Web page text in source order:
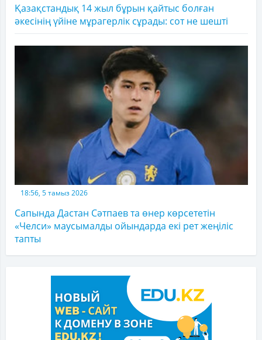
Қазақстандық 14 жыл бұрын қайтыс болған
әкесінің үйіне мұрагерлік сұрады: сот не шешті
18:56, 5 тамыз 2026
Сапында Дастан Сәтпаев та өнер көрсететін
«Челси» маусымалды ойындарда екі рет жеңіліс
тапты